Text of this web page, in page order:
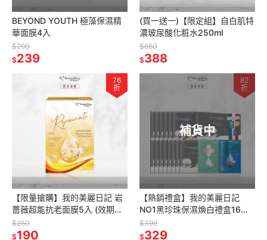
BEYOND YOUTH 極藻保濕精
華面膜4入
$290
$239
(買一送一)【限定組】自白肌特
濃玻尿酸化粧水250ml
$660
$388
76
折
【限量搶購】我的美麗日記 岩
薔薇超能抗老面膜5入 (效期：
2027/3/01)
$250
$190
補貨中
82
折
【熱銷禮盒】我的美麗日記
NO1黑珍珠保濕煥白禮盒16入
(效期：2027/03/01)
$399
$329